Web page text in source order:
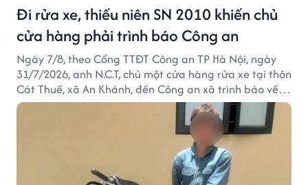
Đi rửa xe, thiếu niên SN 2010 khiến chủ
cửa hàng phải trình báo Công an
Ngày 7/8, theo Cổng TTĐT Công an TP Hà Nội, ngày
31/7/2026, anh N.C.T, chủ một cửa hàng rửa xe tại thôn
Cát Thuế, xã An Khánh, đến Công an xã trình báo về
việc bị mất trộm chiếc xe máy Honda Wave. Trong cốp
xe còn có nhiều giấy tờ cá nhân và khoảng 1,2 triệu